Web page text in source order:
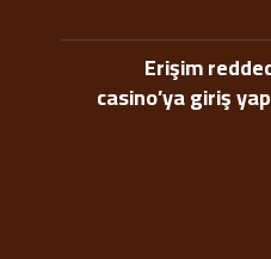
Erişim
casino’ya giriş